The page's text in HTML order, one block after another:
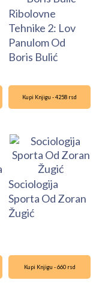
Ribolovne
Tehnike 2: Lov
Panulom Od
Boris Bulić
Kupi Knjigu - 4258 rsd
Sociologija
Sporta Od Zoran
Žugić
Kupi Knjigu - 660 rsd